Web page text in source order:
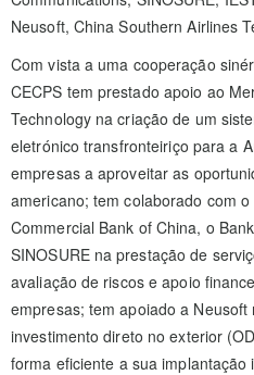
Neusoft, China Southern Airlines
Com vista a uma cooperação
CECPS tem prestado apoio ao
Technology na criação de um
eletrónico transfronteiriço para a
empresas a aproveitar as
americano; tem colaborado com
Commercial Bank of China, o
SINOSURE na prestação de
avaliação de riscos e apoio
empresas; tem apoiado a
investimento direto no exterior
forma eficiente a sua implantação